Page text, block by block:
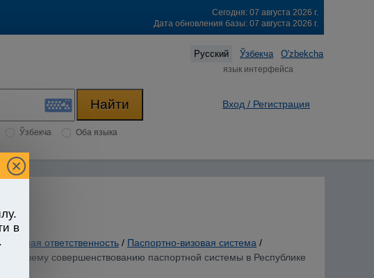
Сегодня: 07 августа 2026 г.
Дата обновления базы: 07 августа 2026 г.
Русский Ўзбекча O'zbekcha
язык интерфейса
Ўзбекча Оба языка
Вход / Регистрация
в
ответственность / Паспортно-визовая система /
совершенствованию паспортной системы в Республике